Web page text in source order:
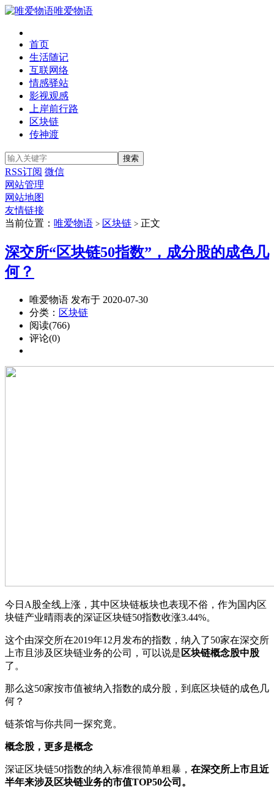
唯爱物语
首页
生活随记
互联网络
情感驿站
影视观感
上岸前行路
区块链
传神渡
RSS订阅 微信
网站管理
网站地图
友情链接
当前位置： 唯爱物语 > 区块链 > 正文
深交所“区块链50指数”，成分股的成色几
何？
唯爱物语 发布于 2020-07-30
分类： 区块链
阅读(766)
评论(0)
今日A股全线上涨，其中区块链板块也表现不俗，作为国内区
块链产业晴雨表的深证区块链50指数收涨3.44%。
这个由深交所在2019年12月发布的指数，纳入了50家在深交所
上市且涉及区块链业务的公司，可以说是 区块链概念股中股
了。
那么这50家按市值被纳入指数的成分股，到底区块链的成色几
何？
链茶馆与你共同一探究竟。
概念股，更多是概念
深证区块链50指数的纳入标准很简单粗暴， 在深交所上市且近
半年来涉及区块链业务的市值TOP50公司。